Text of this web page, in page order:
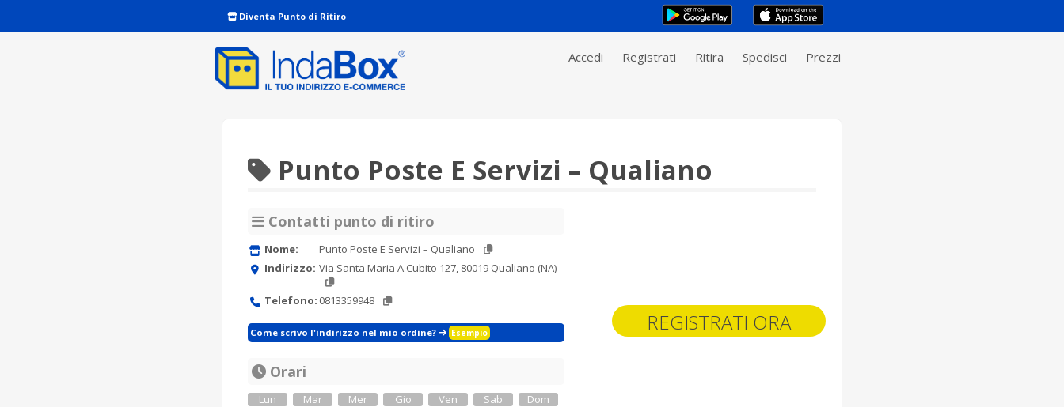
Diventa Punto di Ritiro
Accedi Registrati Ritira Spedisci Prezzi
REGISTRATI ORA
Punto Poste E Servizi – Qualiano
Contatti punto di ritiro
Nome:
Punto Poste E Servizi – Qualiano
Indirizzo: Via Santa Maria A Cubito 127, 80019 Qualiano (NA)
Telefono: 0813359948
Come scrivo l'indirizzo nel mio ordine? Esempio
Orari
Lun
Mar
Mer
Gio
Ven
Sab
Dom